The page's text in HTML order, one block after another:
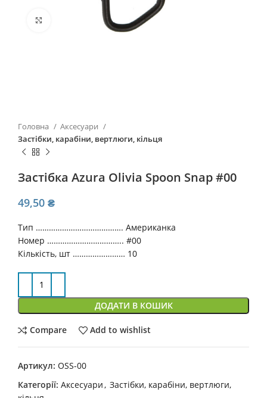
Click to enlarge
Головна
Аксесуари
Застібки, карабіни, вертлюги, кільця
Застiбка Azura Olivia Spoon Snap #00
49,50 ₴
Тип …………………………………. Американка
Номер …………………………….. #00
Кількість, шт …………………… 10
ДОДАТИ В КОШИК
Compare Add to wishlist
Артикул: OSS-00
Категорії: Аксесуари , Застібки, карабіни, вертлюги,